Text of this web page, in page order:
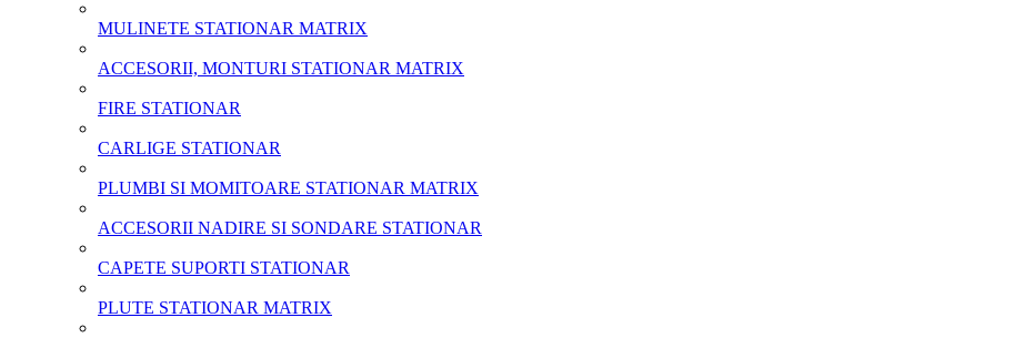
MULINETE STATIONAR MATRIX
ACCESORII, MONTURI STATIONAR MATRIX
FIRE STATIONAR
CARLIGE STATIONAR
PLUMBI SI MOMITOARE STATIONAR MATRIX
ACCESORII NADIRE SI SONDARE STATIONAR
CAPETE SUPORTI STATIONAR
PLUTE STATIONAR MATRIX